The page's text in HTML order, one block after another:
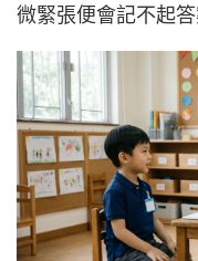
微緊張便會記不起